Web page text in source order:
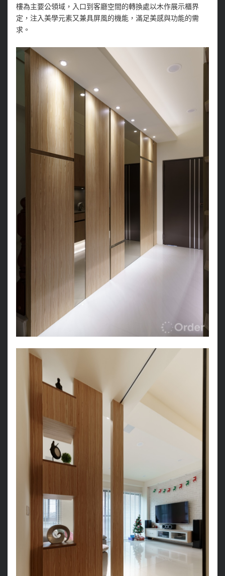
樓為主要公領域，入口到客廳空間的轉換處以木作展示櫃界
定，注入美學元素又兼具屏風的機能，滿足美感與功能的需
求。